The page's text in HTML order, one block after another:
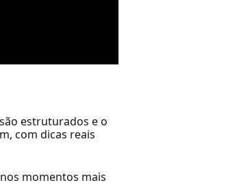
estruturados e o
com dicas reais
momentos mais